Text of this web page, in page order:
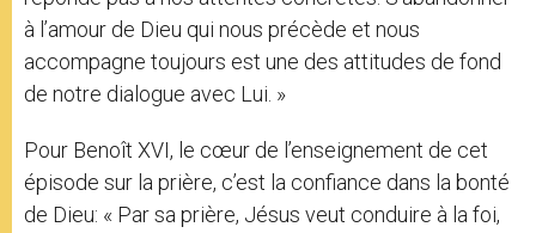
à l’amour de Dieu qui nous précède et nous
accompagne toujours est une des attitudes de fond
de notre dialogue avec Lui. »
Pour Benoît XVI, le cœur de l’enseignement de cet
épisode sur la prière, c’est la confiance dans la bonté
de Dieu: « Par sa prière, Jésus veut conduire à la foi,